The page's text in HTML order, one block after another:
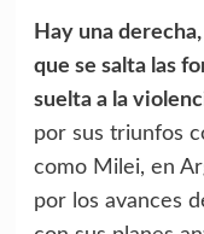
Hay una
que se salta las
suelta a la
por sus triunfos
como Milei, en
por los avances